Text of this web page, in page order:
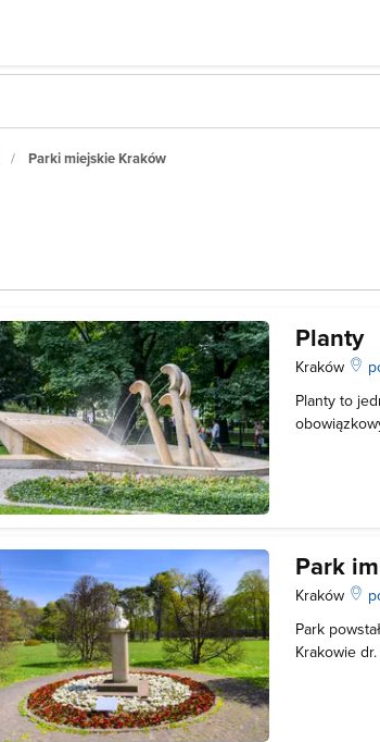
Parki miejskie Kraków
Planty
Kraków
Planty to
Park
Kraków
Park
Krakowie